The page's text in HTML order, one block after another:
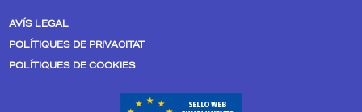
a
g
r
e
d
i
AVÍS LEGAL
POLÍTIQUES DE PRIVACITAT
POLÍTIQUES DE COOKIES